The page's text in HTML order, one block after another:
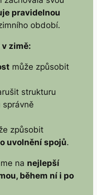
pravidelnou
období.
zimě:
může způsobit
strukturu
správně
způsobit
uvolnění spojů.
na nejlepší
během ní i po